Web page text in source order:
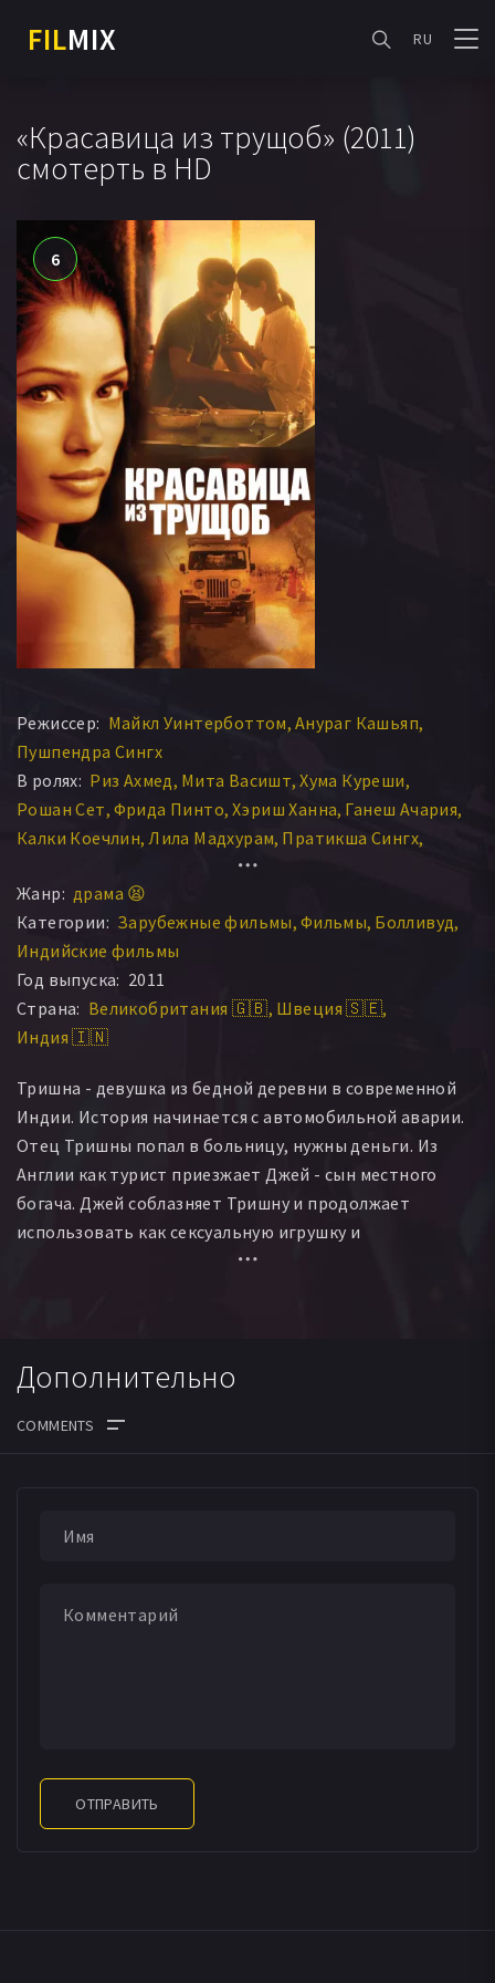
FILMIX RU
«Красавица из трущоб» (2011)
смотерть в HD
6
Режиссер: Майкл Уинтерботтом Анураг Кашьяп
Пушпендра Сингх
В ролях: Риз Ахмед Мита Васишт Хума Куреши
Рошан Сет Фрида Пинто Хэриш Ханна Ганеш Ачария
Калки Коечлин Лила Мадхурам Пратикша Сингх
Марк Ричардсон
Аакаш Дахия С.Н. Пурохит
Минакши Сингх Шаншаль Шарма Маниша Какран
Шахин Мапкер Пунам Касекар
Маган Сингх Вики Рошаль
Др. Агарвал Ашик Кхан Суман Шарма Лал Сингх Ратор
Жанр: драма 😫
Категории: Зарубежные фильмы Фильмы Болливуд
Индийские фильмы
Год выпуска: 2011
Страна: Великобритания 🇬🇧 Швеция 🇸🇪
Индия 🇮🇳
Тришна - девушка из бедной деревни в современной
Индии. История начинается с автомобильной аварии.
Отец Тришны попал в больницу, нужны деньги. Из
Англии как турист приезжает Джей - сын местного
богача. Джей соблазняет Тришну и продолжает
использовать как сексуальную игрушку и
одновременно прислугу. Тришна надеется, что Джей
Дополнительно
ОТПРАВИТЬ